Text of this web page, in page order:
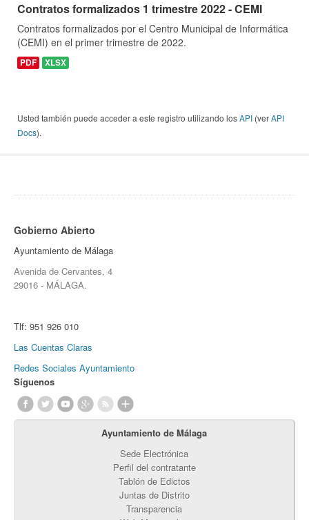
Contratos formalizados 1 trimestre 2022 - CEMI
Contratos formalizados por el Centro Municipal de Informática
(CEMI) en el primer trimestre de 2022.
PDF XLSX
Usted también puede acceder a este registro utilizando losAPI (verAPI
Docs).
Gobierno Abierto
Ayuntamiento de Málaga
Avenida de Cervantes, 4
29016 - MÁLAGA.
Tlf: 951 926 010
Las Cuentas Claras
Redes Sociales Ayuntamiento
Síguenos
Ayuntamiento de Málaga
Sede Electrónica
Perfil del contratante
Tablón de Edictos
Juntas de Distrito
Transparencia